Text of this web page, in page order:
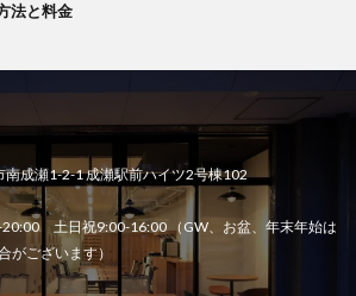
法と料金
成瀬1-2-1 成瀬駅前ハイツ2号棟102
土日祝9:00-16:00 （GW、お盆、年末年始は
がございます）